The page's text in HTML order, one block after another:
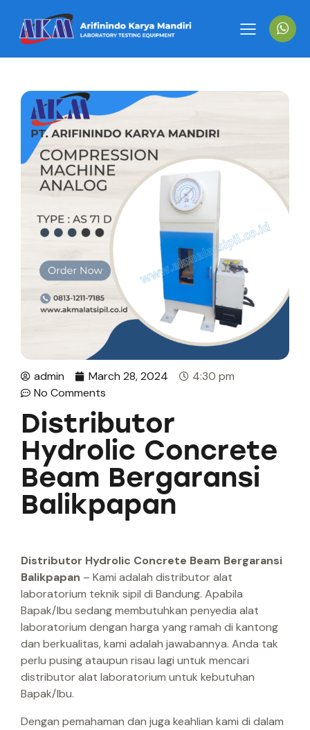
admin March 28, 2024
4:30 pm
No Comments
Distributor
Hydrolic Concrete
Beam Bergaransi
Balikpapan
Distributor Hydrolic Concrete Beam Bergaransi
Balikpapan – Kami adalah distributor alat
laboratorium teknik sipil di Bandung. Apabila
Bapak/Ibu sedang membutuhkan penyedia alat
laboratorium dengan harga yang ramah di kantong
dan berkualitas, kami adalah jawabannya. Anda tak
perlu pusing ataupun risau lagi untuk mencari
distributor alat laboratorium untuk kebutuhan
Bapak/Ibu.
Dengan pemahaman dan juga keahlian kami di dalam